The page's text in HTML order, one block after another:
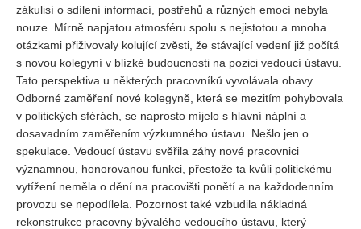
zákulisí o sdílení informací, postřehů a různých emocí nebyla
nouze. Mírně napjatou atmosféru spolu s nejistotou a mnoha
otázkami přiživovaly kolující zvěsti, že stávající vedení již počítá
s novou kolegyní v blízké budoucnosti na pozici vedoucí ústavu.
Tato perspektiva u některých pracovníků vyvolávala obavy.
Odborné zaměření nové kolegyně, která se mezitím pohybovala
v politických sférách, se naprosto míjelo s hlavní náplní a
dosavadním zaměřením výzkumného ústavu. Nešlo jen o
spekulace. Vedoucí ústavu svěřila záhy nové pracovnici
významnou, honorovanou funkci, přestože ta kvůli politickému
vytížení neměla o dění na pracovišti ponětí a na každodenním
provozu se nepodílela. Pozornost také vzbudila nákladná
rekonstrukce pracovny bývalého vedoucího ústavu, který